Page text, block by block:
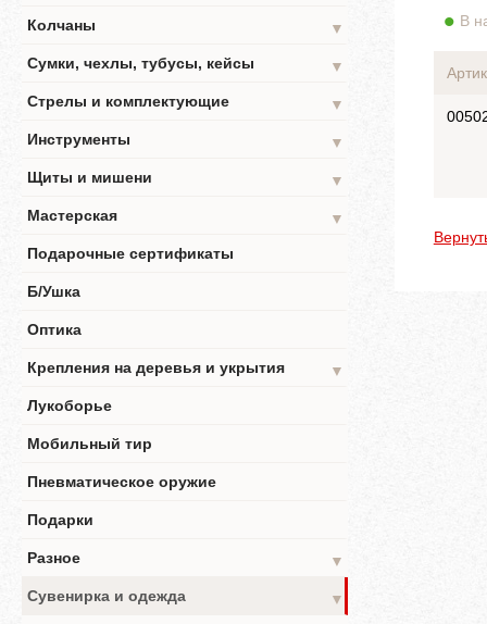
Колчаны
▼
Сумки, чехлы, тубусы, кейсы
▼
Стрелы и комплектующие
▼
Инструменты
▼
Щиты и мишени
▼
Мастерская
▼
Подарочные сертификаты
Б/Ушка
Оптика
Крепления на деревья и укрытия
▼
Лукоборье
Мобильный тир
Пневматическое оружие
Подарки
Разное
▼
Сувенирка и одежда
▼
В